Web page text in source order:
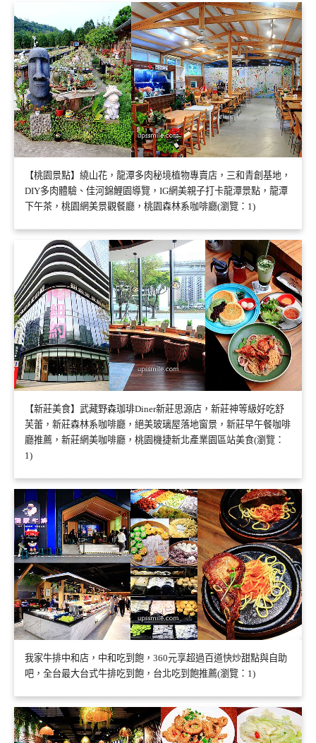
【桃園景點】繞山花，龍潭多肉秘境植物專賣店，三和青創基地，
DIY多肉體驗、佳河錦鯉園導覽，IG網美親子打卡龍潭景點，龍潭
下午茶，桃園網美景觀餐廳，桃園森林系咖啡廳(瀏覽：1)
【新莊美食】武藏野森珈琲Diner新莊思源店，新莊神等級好吃舒
芙蕾，新莊森林系咖啡廳，絕美玻璃屋落地窗景，新莊早午餐咖啡
廳推薦，新莊網美咖啡廳，桃園機捷新北產業園區站美食(瀏覽：
1)
我家牛排中和店，中和吃到飽，360元享超過百道快炒甜點與自助
吧，全台最大台式牛排吃到飽，台北吃到飽推薦(瀏覽：1)